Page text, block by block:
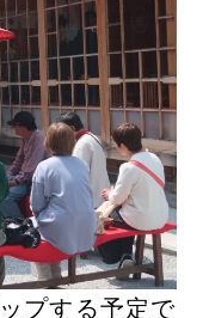
プする予定で